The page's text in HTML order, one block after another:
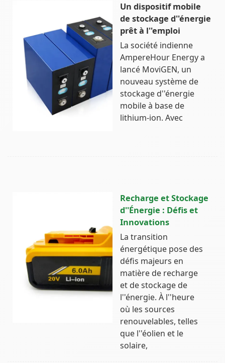
Un dispositif mobile
de stockage d''énergie
prêt à l''emploi
La société indienne
AmpereHour Energy a
lancé MoviGEN, un
nouveau système de
stockage d''énergie
mobile à base de
lithium-ion. Avec
Recharge et Stockage
d''Énergie : Défis et
Innovations
La transition
énergétique pose des
défis majeurs en
matière de recharge
et de stockage de
l''énergie. À l''heure
où les sources
renouvelables, telles
que l''éolien et le
solaire,